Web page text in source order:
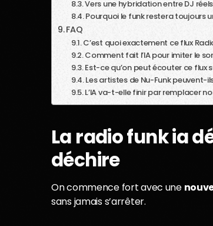
Vers une hybridation entre DJ
Pourquoi le funk restera toujours
FAQ
C’est quoi exactement ce flux
Comment fait l’IA pour imiter le
Est-ce qu’on peut écouter ce flux
Les artistes de Nu-Funk peuvent-
L’IA va-t-elle finir par remplacer
La radio funk ia
déchire
On commence fort avec une
sans jamais s’arrêter.